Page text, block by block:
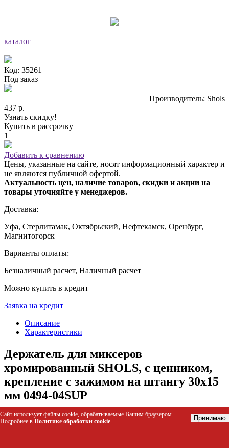
каталог
Код: 35261
Под заказ
Производитель: Shols
437 р.
Узнать скидку!
Купить в рассрочку
1
Добавить к сравнению
Цены, указанные на сайте, носят информационный характер и
не являются публичной офертой.
Актуальность цен, наличие товаров, скидки и акции на
товары уточняйте у менеджеров.
Доставка:
Уфа, Стерлитамак, Октябрьский, Нефтекамск, Оренбург,
Магнитогорск
Варианты оплаты:
Безналичный расчет, Наличный расчет
Можно купить в кредит
Заявка на кредит
Описание
Характеристики
Держатель для миксеров
хромированный SHOLS, с ценником,
крепление с зажимом на штангу 30х15
мм 0494-04SUP
Хромированный держатель SHOLS предназначен для
надежной фиксации напольных и настольных миксеров в
Сайт использует файлы cookie, обрабатываемые Вашим браузером.
Подробнее в Политике обработки cookie. Принимаю